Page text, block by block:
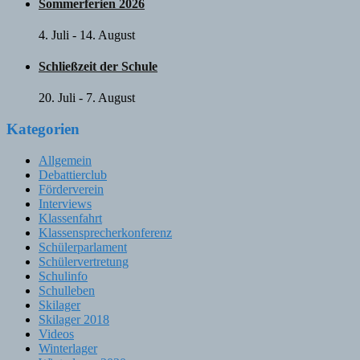
Sommerferien 2026
4. Juli - 14. August
Schließzeit der Schule
20. Juli - 7. August
Kategorien
Allgemein
Debattierclub
Förderverein
Interviews
Klassenfahrt
Klassensprecherkonferenz
Schülerparlament
Schülervertretung
Schulinfo
Schulleben
Skilager
Skilager 2018
Videos
Winterlager